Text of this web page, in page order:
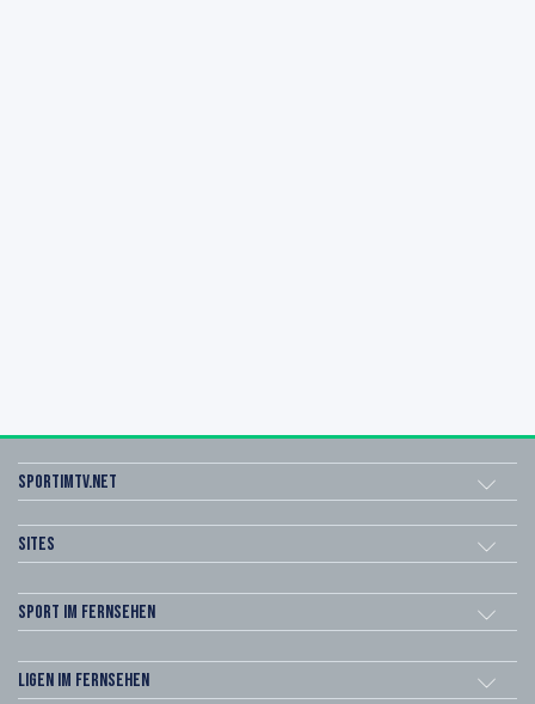
sportimtv.net
Sites
Sport im Fernsehen
Ligen im Fernsehen